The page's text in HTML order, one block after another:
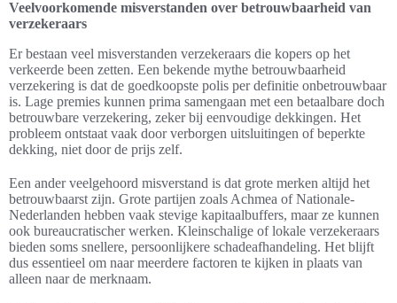
Veelvoorkomende misverstanden over betrouwbaarheid van
verzekeraars
Er bestaan veel misverstanden verzekeraars die kopers op het
verkeerde been zetten. Een bekende mythe betrouwbaarheid
verzekering is dat de goedkoopste polis per definitie onbetrouwbaar
is. Lage premies kunnen prima samengaan met een betaalbare doch
betrouwbare verzekering, zeker bij eenvoudige dekkingen. Het
probleem ontstaat vaak door verborgen uitsluitingen of beperkte
dekking, niet door de prijs zelf.
Een ander veelgehoord misverstand is dat grote merken altijd het
betrouwbaarst zijn. Grote partijen zoals Achmea of Nationale-
Nederlanden hebben vaak stevige kapitaalbuffers, maar ze kunnen
ook bureaucratischer werken. Kleinschalige of lokale verzekeraars
bieden soms snellere, persoonlijkere schadeafhandeling. Het blijft
dus essentieel om naar meerdere factoren te kijken in plaats van
alleen naar de merknaam.